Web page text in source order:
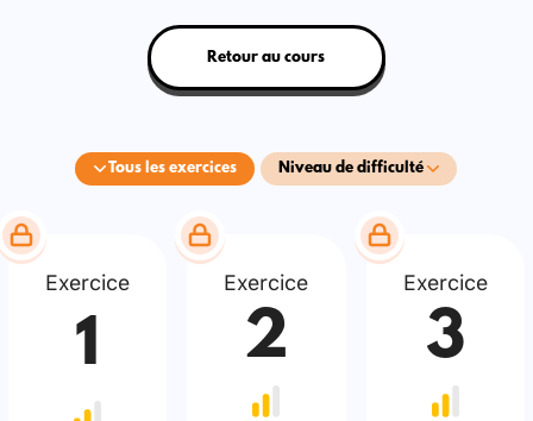
Tous les exercices Niveau de difficulté
Retour au cours
Exercice
1
Exercice
2
Exercice
3